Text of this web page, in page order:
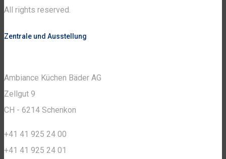
All rights reserved.
Zentrale und Ausstellung
Ambiance Küchen Bäder AG
Zellgut 9
CH - 6214 Schenkon
+41 41 925 24 00
+41 41 925 24 01